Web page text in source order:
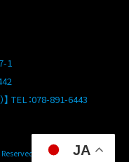
1
】 TEL：078-891-6443
JA